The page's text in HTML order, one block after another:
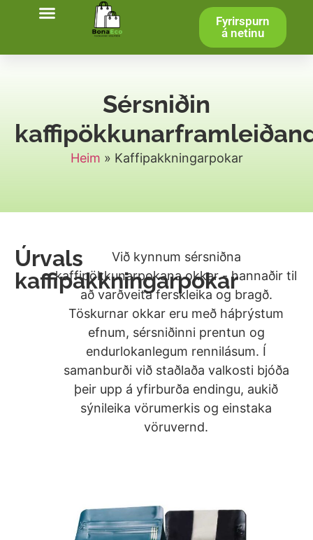
Fyrirspurn
á netinu
Sérsniðin
Heim » Kaffipakkningarpokar
Úrvals
kaffipakkningarpokar
Við kynnum sérsniðna
kaffipökkunarpokana okkar - hannaðir til
að varðveita ferskleika og bragð.
Töskurnar okkar eru með háþrýstum
efnum, sérsniðinni prentun og
endurlokanlegum rennilásum. Í
samanburði við staðlaða valkosti bjóða
þeir upp á yfirburða endingu, aukið
sýnileika vörumerkis og einstaka
vöruvernd.